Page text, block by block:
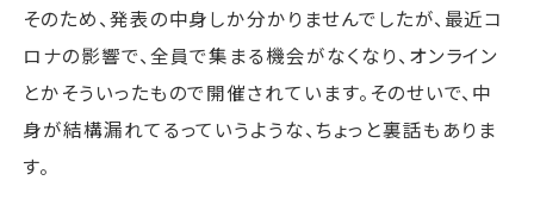
そのため、発表の中身しか分かりませんでしたが、最近コ
ロナの影響で、全員で集まる機会がなくなり、オンライン
とかそういったもので開催されています。そのせいで、中
身が結構漏れてるっていうような、ちょっと裏話もありま
す。